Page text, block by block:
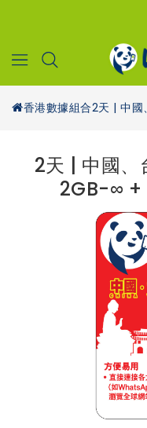
香港數據組合
2天 | 中國、
2GB-∞ +